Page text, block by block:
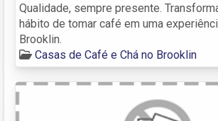
Qualidade, sempre presente.
hábito de tomar café em uma
Brooklin.
Casas de Café e Chá no Brooklin